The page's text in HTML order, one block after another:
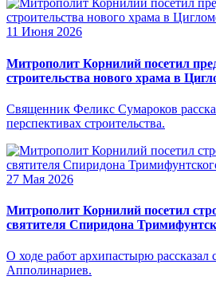
11 Июня 2026
Митрополит Корнилий посетил
строительства нового храма в
Священник Феликс Сумароков
перспективах строительства.
27 Мая 2026
Митрополит Корнилий посетил
святителя Спиридона
О ходе работ архипастырю
Апполинариев.